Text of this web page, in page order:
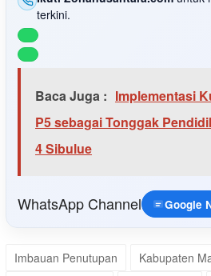
terkini.
Baca Juga : Implementasi
P5 sebagai Tonggak
4 Sibulue
WhatsApp Channel Google
Imbauan Penutupan Kabupaten